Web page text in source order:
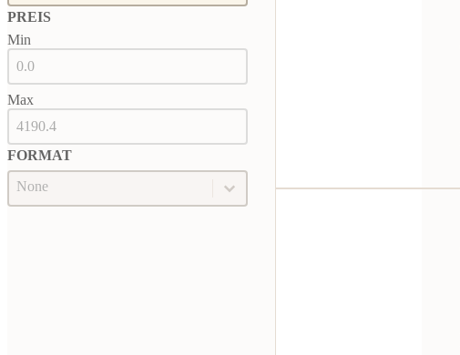
PREIS
PREIS
Min
Max
FORMAT
FORMAT
Format